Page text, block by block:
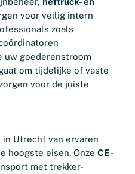
voor veilig intern
zoals
uw goederenstroom
om tijdelijke of vaste
voor de juiste
Utrecht van ervaren
hoogste eisen. Onze CE-
met trekker-